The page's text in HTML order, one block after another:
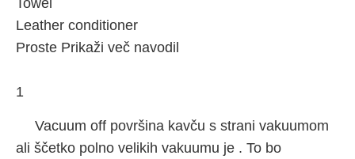
Towel
Leather conditioner
Proste Prikaži več navodil
1
Vacuum off površina kavču s strani vakuumom
ali ščetko polno velikih vakuumu je . To bo